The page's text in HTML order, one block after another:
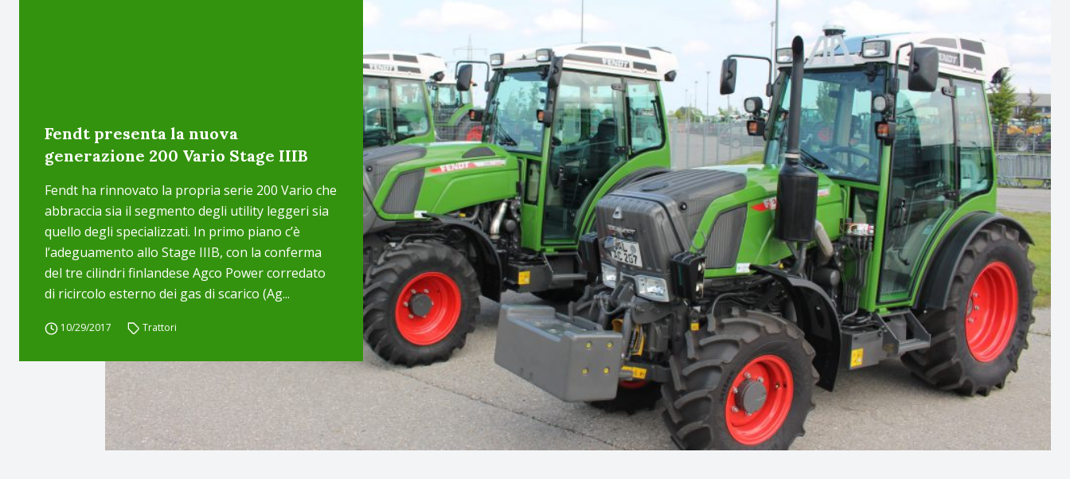
Fendt presenta la nuova
generazione 200 Vario Stage IIIB
Fendt ha rinnovato la propria serie 200 Vario che
abbraccia sia il segmento degli utility leggeri sia
quello degli specializzati. In primo piano c’è
l’adeguamento allo Stage IIIB, con la conferma
del tre cilindri finlandese Agco Power corredato
di ricircolo esterno dei gas di scarico (Ag...
10/29/2017 Trattori